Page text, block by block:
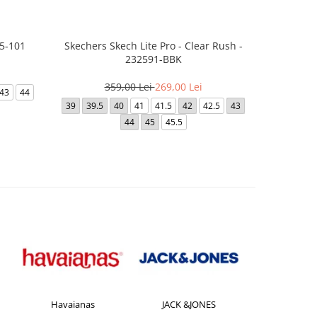
101
43 44
Skechers Skech Lite Pro - Clear Rush -
232591-BBK
359,00 Lei269,00 Lei
39 39.5 40 41 41.5 42 42.5
43
44
45 45.5
Havaianas JACK &JONES